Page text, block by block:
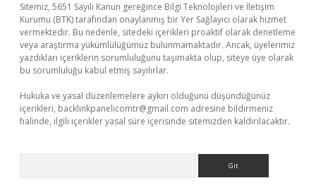
Sitemiz, 5651 Sayılı Kanun gereğince Bilgi Teknolojileri ve İletişim
Kurumu (BTK) tarafından onaylanmış bir Yer Sağlayıcı olarak hizmet
vermektedir. Bu nedenle, sitedeki içerikleri proaktif olarak denetleme
veya araştırma yükümlülüğümüz bulunmamaktadır. Ancak, üyelerimiz
yazdıkları içeriklerin sorumluluğunu taşımakta olup, siteye üye olarak
bu sorumluluğu kabul etmiş sayılırlar.
Hukuka ve yasal düzenlemelere aykırı olduğunu düşündüğünüz
içerikleri, backlinkpanelicomtr@gmail.com adresine bildirmeniz
halinde, ilgili içerikler yasal süre içerisinde sitemizden kaldırılacaktır.